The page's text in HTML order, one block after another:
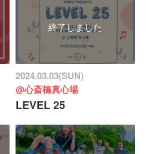
終了しました
2024.03.03(SUN)
@心斎橋真心場
LEVEL 25